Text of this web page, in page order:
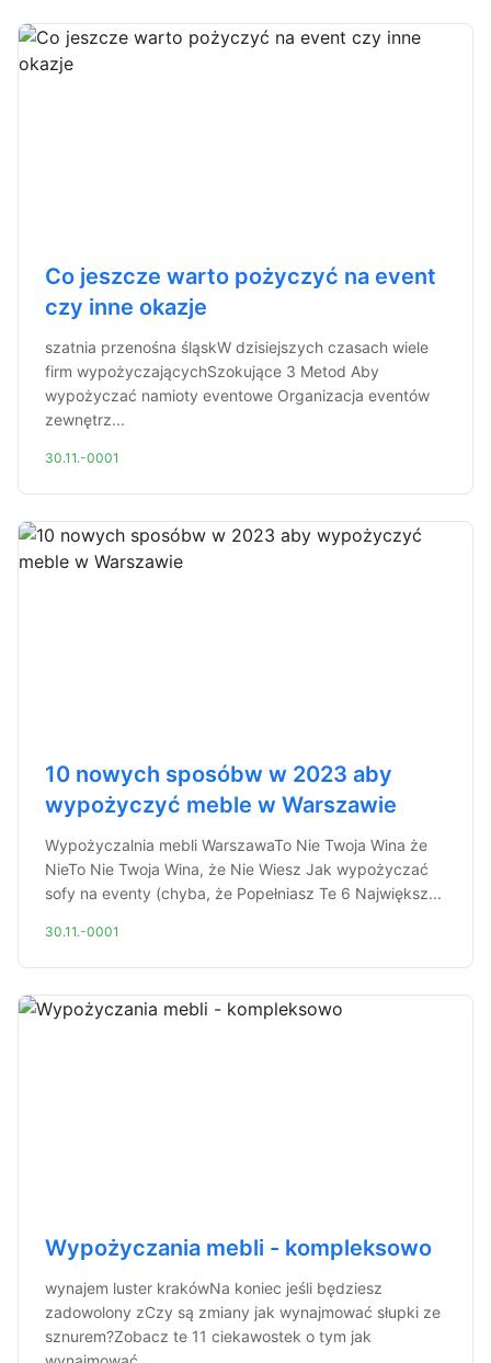
Co jeszcze warto pożyczyć na event
czy inne okazje
szatnia przenośna śląskW dzisiejszych czasach wiele
firm wypożyczającychSzokujące 3 Metod Aby
wypożyczać namioty eventowe Organizacja eventów
zewnętrz...
30.11.-0001
10 nowych sposóbw w 2023 aby
wypożyczyć meble w Warszawie
Wypożyczalnia mebli WarszawaTo Nie Twoja Wina że
NieTo Nie Twoja Wina, że Nie Wiesz Jak wypożyczać
sofy na eventy (chyba, że Popełniasz Te 6 Największ...
30.11.-0001
Wypożyczania mebli - kompleksowo
wynajem luster krakówNa koniec jeśli będziesz
zadowolony zCzy są zmiany jak wynajmować słupki ze
sznurem?Zobacz te 11 ciekawostek o tym jak